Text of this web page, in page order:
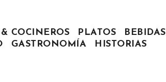
COCINEROS PLATOS
BEBIDAS
GASTRONOMÍA HISTORIAS